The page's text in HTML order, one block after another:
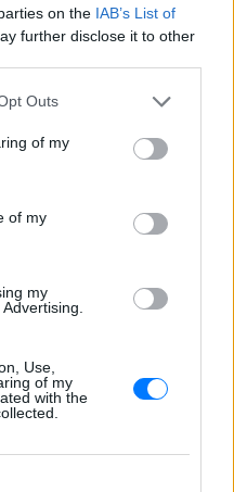
on the IAB’s List of
further disclose it to other
Outs
of my
of my
my
Use,
of my
with the
hot νέα
θέματα για
στο νέο
και στο Instagram